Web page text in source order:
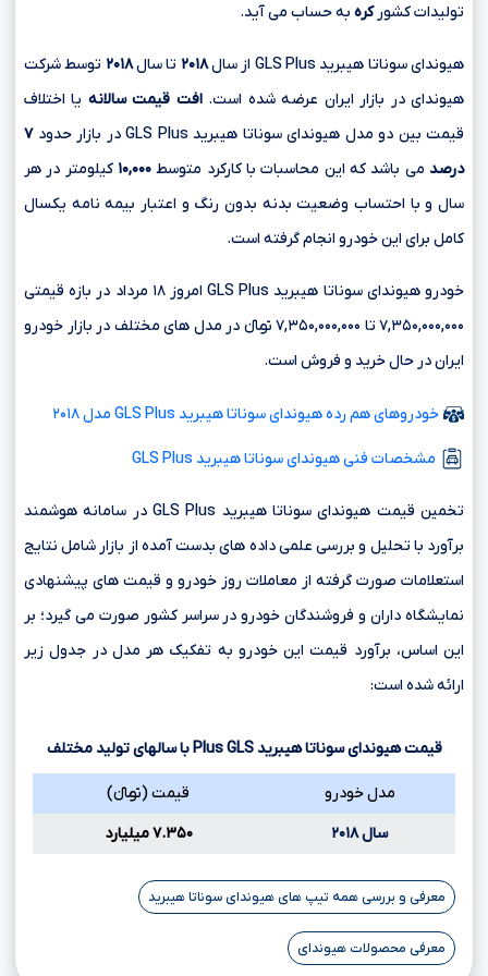
تولیدات کشورکره به حساب می آید.
هیوندای سوناتا هیبرید GLS Plus از سال ۲۰۱۸ تا سال۲۰۱۸ توسط شرکت
هیوندای در بازار ایران عرضه شده است.افت قیمت سالانه یا اختلاف
قیمت بین دو مدل هیوندای سوناتا هیبرید GLS Plus در بازار حدود
۷
درصد می باشد که این محاسبات با کارکرد متوسط ۱۰,۰۰۰ کیلومتر در هر
سال و با احتساب وضعیت بدنه بدون رنگ و اعتبار بیمه نامه یکسال
کامل برای این خودرو انجام گرفته است.
خودرو هیوندای سوناتا هیبرید GLS Plus امروز ۱۸ مرداد در بازه قیمتی
۷,۳۵۰,۰۰۰,۰۰۰ تا ۷,۳۵۰,۰۰۰,۰۰۰ تومانءءء در مدل های مختلف در بازار خودرو
ایران در حال خرید و فروش است.
خودروهای هم رده هیوندای سوناتا هیبرید GLS Plus مدل ۲۰۱۸
مشخصات فنی هیوندای سوناتا هیبرید GLS Plus
تخمین قیمت هیوندای سوناتا هیبرید GLS Plus در سامانه هوشمند
برآورد با تحلیل و بررسی علمی داده های بدست آمده از بازار شامل نتایج
استعلامات صورت گرفته از معاملات روز خودرو و قیمت های پیشنهادی
نمایشگاه داران و فروشندگان خودرو در سراسر کشور صورت می گیرد؛ بر
این اساس، برآورد قیمت این خودرو به تفکیک هر مدل در جدول زیر
ارائه شده است:
قیمت هیوندای سوناتا هیبریدGLS
Plusبا سالهای تولید مختلف
مدل خودرو
قیمت (تومانءءء)
سال ۲۰۱۸
۷.۳۵۰ میلیارد
معرفی و بررسی همه تیپ های هیوندای سوناتا هیبرید
معرفی محصولات هیوندای